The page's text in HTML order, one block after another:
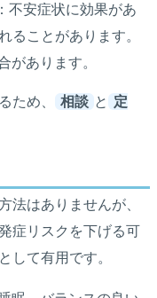
：不安症状に効果があ
ることがあります。
があります。
ため、 相談 と 定
法はありませんが、
症リスクを下げる可
して有用です。